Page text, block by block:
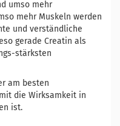
umso mehr
mehr Muskeln werden
und verständliche
gerade Creatin als
stärksten
am besten
die Wirksamkeit in
ist.